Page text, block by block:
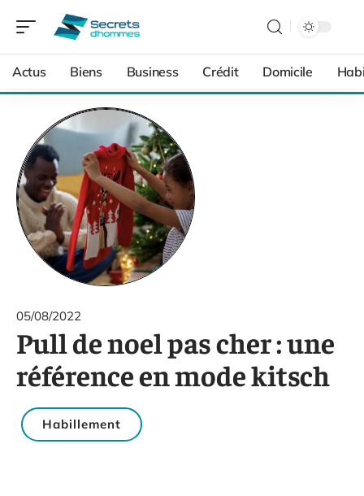
Actus Biens Business Crédit Domicile
05/08/2022
Pull de noel pas cher : une
référence en mode kitsch
Habillement